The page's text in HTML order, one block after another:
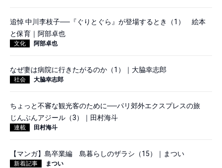
追悼 中川李枝子──『ぐりとぐら』が登場するとき（1） 絵本
と保育｜阿部卓也
文化 阿部卓也
なぜ妻は病院に行きたがるのか（1）｜大脇幸志郎
社会 大脇幸志郎
ちょっと不審な観光客のために──パリ郊外エクスプレスの旅
じんぶんアジール（3）｜田村海斗
連載 田村海斗
【マンガ】島卒業編 島暮らしのザラシ（15）｜まつい
新着記事 まつい